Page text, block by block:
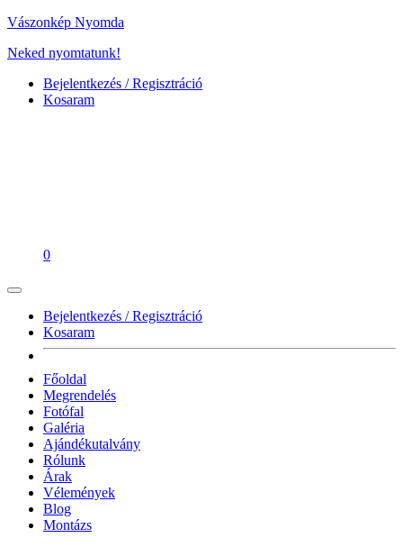
Vászonkép Nyomda
Neked nyomtatunk!
Bejelentkezés / Regisztráció
Kosaram
0
Bejelentkezés / Regisztráció
Kosaram
Főoldal
Megrendelés
Fotófal
Galéria
Ajándékutalvány
Rólunk
Árak
Vélemények
Blog
Montázs